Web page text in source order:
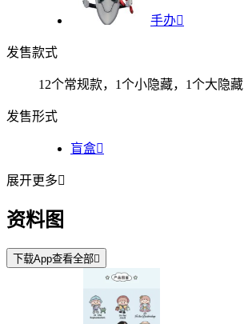
手办
发售款式
12个常规款，1个小隐藏，1个大隐藏
发售形式
盲盒
展开更多
资料图
下载App查看全部